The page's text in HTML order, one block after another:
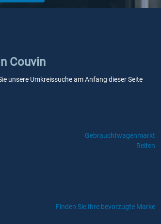
Couvin
unsere Umkreissuche am Anfang dieser Seite
Gebrauchtwagenmarkt
Reifen
Finden Sie Ihre bevorzugte Marke